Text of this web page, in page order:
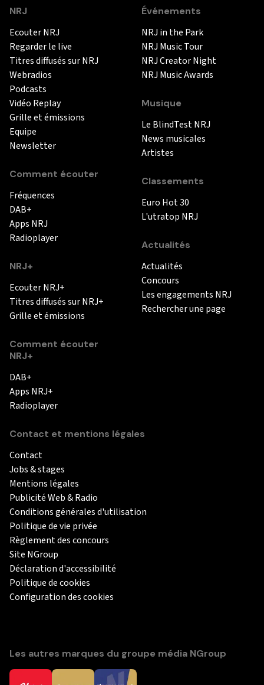
NRJ
Ecouter NRJ
Regarder le live
Titres diffusés sur NRJ
Webradios
Podcasts
Vidéo Replay
Grille et émissions
Equipe
Newsletter
Comment écouter
Fréquences
DAB+
Apps NRJ
Radioplayer
NRJ+
Ecouter NRJ+
Titres diffusés sur NRJ+
Grille et émissions
Comment écouter
NRJ+
DAB+
Apps NRJ+
Radioplayer
Événements
NRJ in the Park
NRJ Music Tour
NRJ Creator Night
NRJ Music Awards
Musique
Le BlindTest NRJ
News musicales
Artistes
Classements
Euro Hot 30
L'utratop NRJ
Actualités
Actualités
Concours
Les engagements NRJ
Rechercher une page
Contact et mentions légales
Contact
Jobs & stages
Mentions légales
Publicité Web & Radio
Conditions générales d'utilisation
Politique de vie privée
Règlement des concours
Site NGroup
Déclaration d'accessibilité
Politique de cookies
Configuration des cookies
Les autres marques du groupe média NGroup